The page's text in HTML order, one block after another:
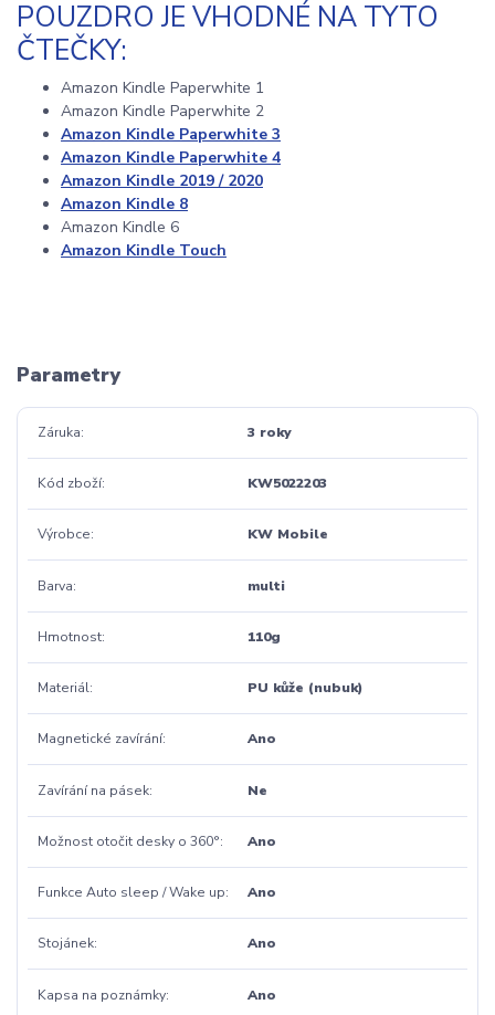
POUZDRO JE VHODNÉ NA TYTO
ČTEČKY:
Amazon Kindle Paperwhite 1
Amazon Kindle Paperwhite 2
Amazon Kindle Paperwhite 3
Amazon Kindle Paperwhite 4
Amazon Kindle 2019 / 2020
Amazon Kindle 8
Amazon Kindle 6
Amazon Kindle Touch
Parametry
Záruka 3 roky
Kód zboží KW5022203
Výrobce KW Mobile
Barva multi
Hmotnost 110g
Materiál PU kůže (nubuk)
Magnetické zavírání Ano
Zavírání na pásek Ne
Možnost otočit desky o 360° Ano
Funkce Auto sleep / Wake up Ano
Stojánek Ano
Kapsa na poznámky Ano